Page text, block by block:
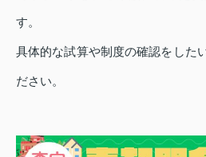
す。
具体的な試算や制度の確認をした
ださい。